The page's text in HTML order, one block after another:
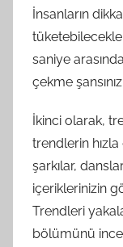
İnsanların
saniye
çekme
İkinci olarak,
trendlerin
şarkılar,
içeriklerinizin
Trendleri
bölümünü